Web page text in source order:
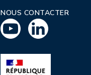
NOUS CONTACTER